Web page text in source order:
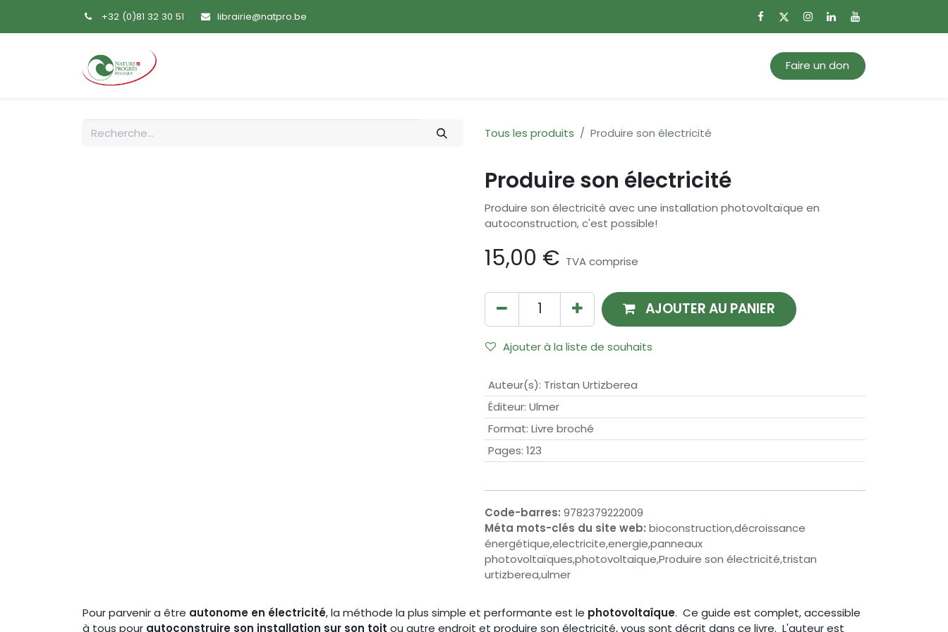
+32 (0)81 32 30 51 librairie@natpro.be
Faire un don
Tous les produits Produire son électricité
Produire son électricité
Produire son électricité avec une installation photovoltaïque en
autoconstruction, c'est possible!
15,00 € TVA comprise
AJOUTER AU PANIER
Ajouter à la liste de souhaits
Auteur(s): Tristan Urtizberea
Éditeur: Ulmer
Format: Livre broché
Pages: 123
Code-barres: 9782379222009
Méta mots-clés du site web: bioconstruction,décroissance
énergétique,electricite,energie,panneaux
photovoltaïques,photovoltaique,Produire son électricité,tristan
urtizberea,ulmer
Pour parvenir a être autonome en électricité, la méthode la plus simple et performante est le photovoltaîque. Ce guide est complet, accessible
à tous pour autoconstruire son installation sur son toit ou autre endroit et produire son électricité, vous sont décrit dans ce livre. L'auteur est